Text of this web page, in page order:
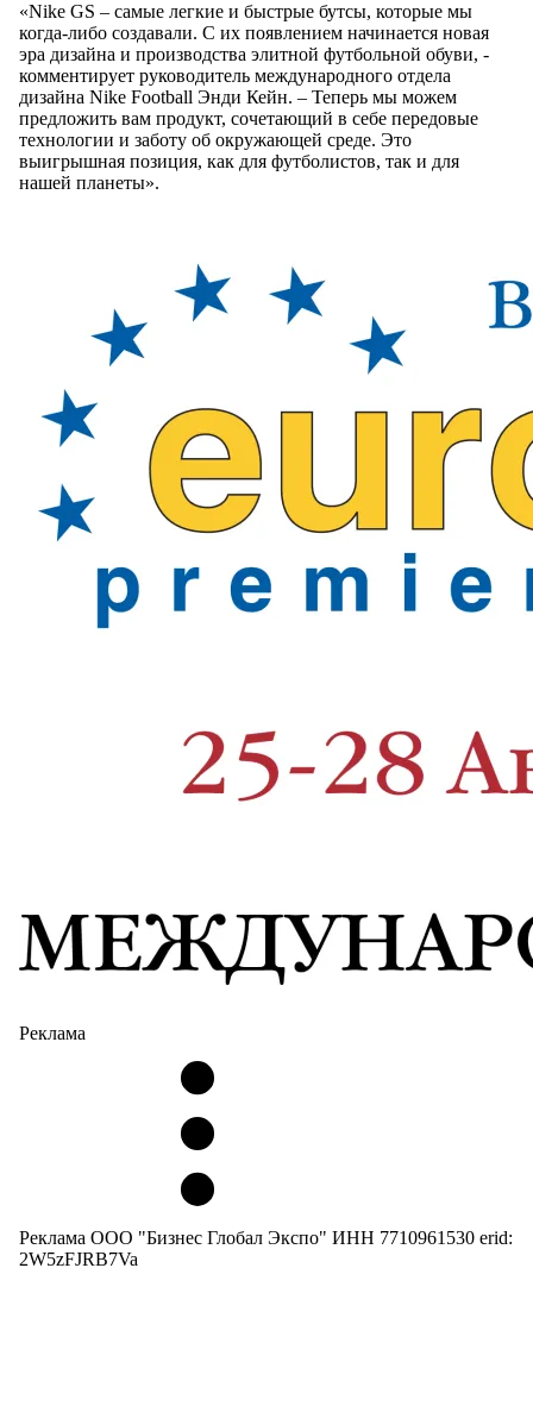
«Nike GS – самые легкие и быстрые бутсы, которые мы
когда-либо создавали. С их появлением начинается новая
эра дизайна и производства элитной футбольной обуви, -
комментирует руководитель международного отдела
дизайна Nike Football Энди Кейн. – Теперь мы можем
предложить вам продукт, сочетающий в себе передовые
технологии и заботу об окружающей среде. Это
выигрышная позиция, как для футболистов, так и для
нашей планеты».
Реклама
Реклама ООО "Бизнес Глобал Экспо" ИНН 7710961530 erid:
2W5zFJRB7Va